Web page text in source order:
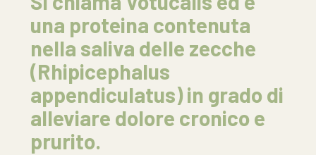
una proteina contenuta
nella saliva delle zecche
(Rhipicephalus
appendiculatus) in grado di
alleviare dolore cronico e
prurito.